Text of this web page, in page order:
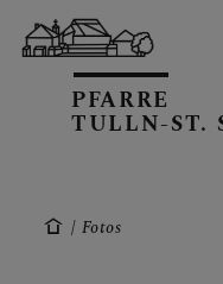
PFARRE
TULLN-ST.
Fotos